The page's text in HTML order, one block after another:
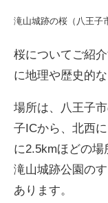
滝山城跡の桜（八王子
桜についてご紹
に地理や歴史的
場所は、八王子
子ICから、北西
に2.5kmほどの場
滝山城跡公園の
あります。